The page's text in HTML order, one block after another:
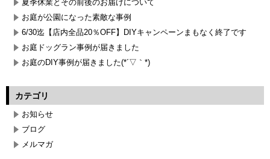
夏季休業とその前後のお届けについて
お庭が公園になった素敵な事例
6/30迄【店内全品20％OFF】DIYキャンペーンまもなく終了です
お庭ドッグラン事例が届きました
お庭のDIY事例が届きました(*´▽｀*)
カテゴリ
お知らせ
ブログ
メルマガ